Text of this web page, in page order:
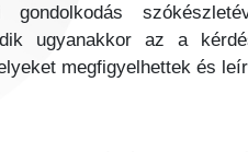
ugyanakkor az a
megfigyelhettek és